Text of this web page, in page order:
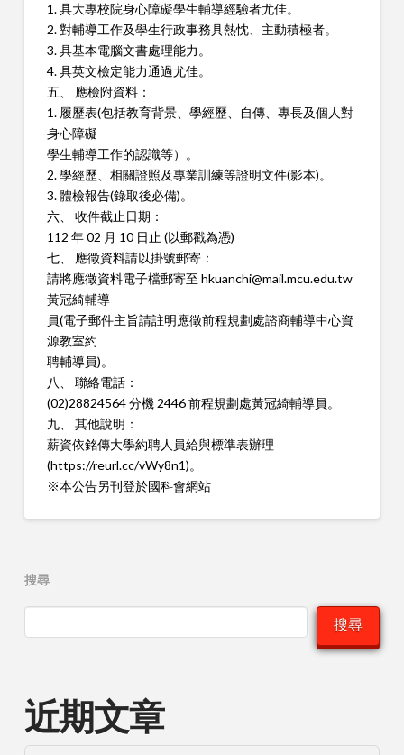
1. 具大專校院身心障礙學生輔導經驗者尤佳。
2. 對輔導工作及學生行政事務具熱忱、主動積極者。
3. 具基本電腦文書處理能力。
4. 具英文檢定能力通過尤佳。
五、 應檢附資料：
1. 履歷表(包括教育背景、學經歷、自傳、專長及個人對
身心障礙
學生輔導工作的認識等）。
2. 學經歷、相關證照及專業訓練等證明文件(影本)。
3. 體檢報告(錄取後必備)。
六、 收件截止日期：
112 年 02 月 10 日止 (以郵戳為憑)
七、 應徵資料請以掛號郵寄：
請將應徵資料電子檔郵寄至 hkuanchi@mail.mcu.edu.tw
黃冠綺輔導
員(電子郵件主旨請註明應徵前程規劃處諮商輔導中心資
源教室約
聘輔導員)。
八、 聯絡電話：
(02)28824564 分機 2446 前程規劃處黃冠綺輔導員。
九、 其他說明：
薪資依銘傳大學約聘人員給與標準表辦理
(https://reurl.cc/vWy8n1)。
※本公告另刊登於國科會網站
搜尋
搜尋
近期文章